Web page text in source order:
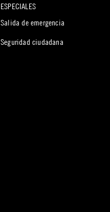
ESPECIALES
Salida de emergencia
Seguridad ciudadana